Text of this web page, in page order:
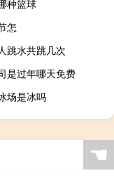
种篮球
怎
跳水共跳几次
是过年哪天免费
场是冰吗
☚